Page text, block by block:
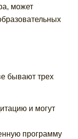
может
бывают трех
и могут
программу